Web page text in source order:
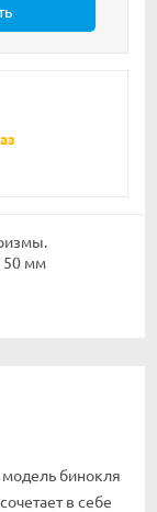
50 мм
модель бинокля
в себе